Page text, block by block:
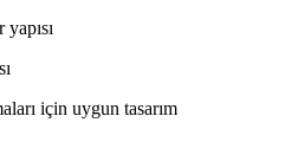
için uygun tasarım